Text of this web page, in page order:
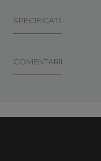
SPECIFICATII
COMENTARII